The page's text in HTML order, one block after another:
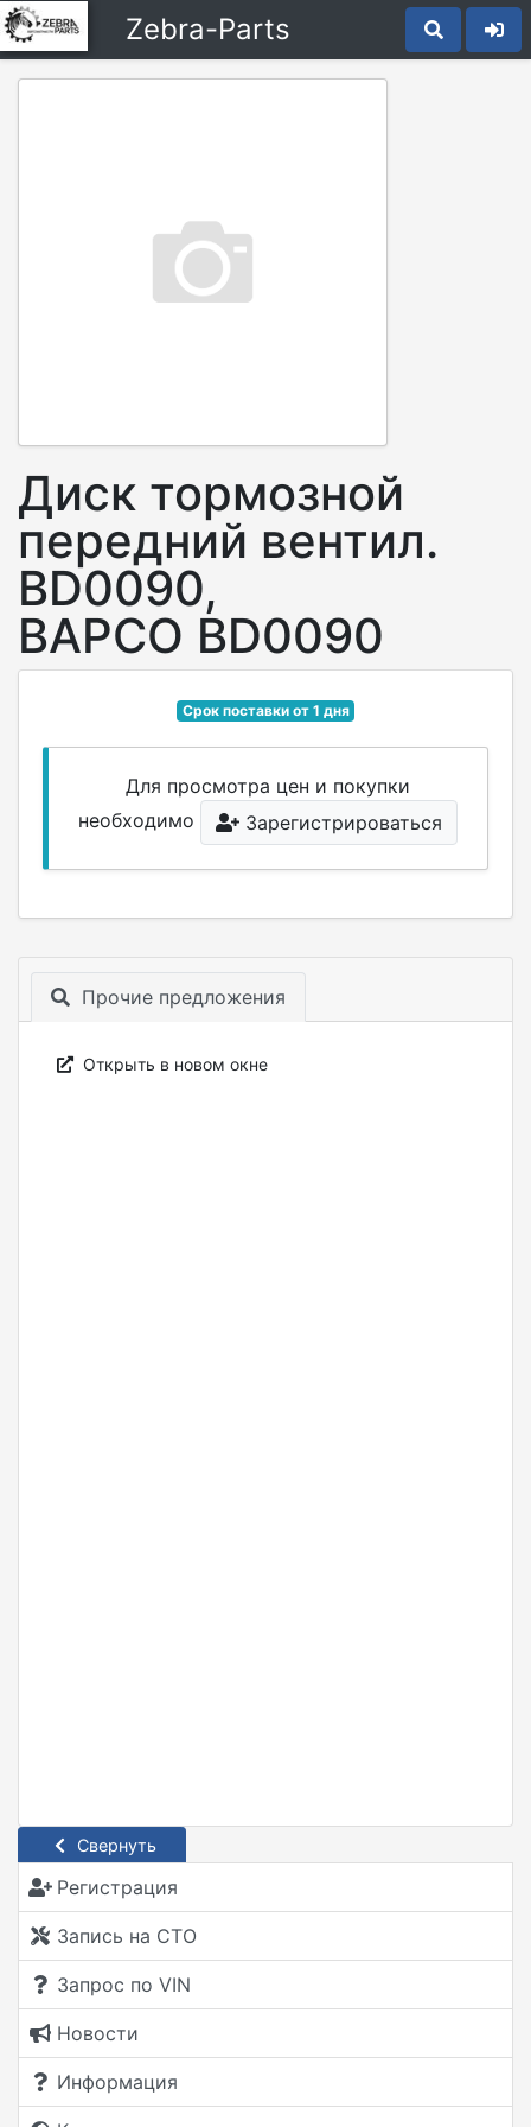
Zebra-Parts
Свернуть
Регистрация
Запись на СТО
Запрос по VIN
Новости
Информация
Диск тормозной
передний вентил.
BD0090,
BAPCO BD0090
Срок поставки от 1 дня
Для просмотра цен и покупки
необходимо
Зарегистрироваться
Прочие предложения
Открыть в новом окне